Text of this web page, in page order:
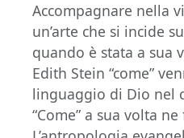
Accompagnare nella
un’arte che si incide
quando è stata a sua
Edith Stein “come”
linguaggio di Dio nel
“Come” a sua volta